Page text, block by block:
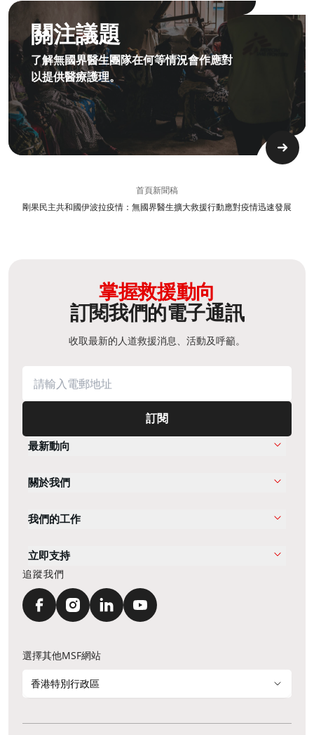
關注議題
了解無國界醫生團隊在何等情況會作應對
以提供醫療護理。
4.2.1 Issues Of Focus Medical Sexualviolence Topimage
首頁新聞稿
剛果民主共和國伊波拉疫情：無國界醫生擴大救援行動應對疫情迅速發展
掌握救援動向
訂閱我們的電子通訊
收取最新的人道救援消息、活動及呼籲。
訂閱
最新動向
關於我們
我們的工作
立即支持
追蹤我們
選擇其他MSF網站
香港特別行政區